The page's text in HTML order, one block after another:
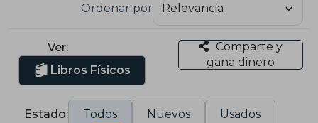
Ordenar por
Ver:
Libros Físicos
Comparte y
gana dinero
Estado: Todos Nuevos Usados